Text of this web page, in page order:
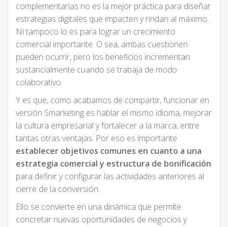
complementarias no es la mejor práctica para diseñar
estrategias digitales que impacten y rindan al máximo.
Ni tampoco lo es para lograr un crecimiento
comercial importante. O sea, ambas cuestionen
pueden ocurrir, pero los beneficios incrementan
sustancialmente cuando se trabaja de modo
colaborativo.
Y es que, como acabamos de compartir, funcionar en
versión Smarketing es hablar el mismo idioma, mejorar
la cultura empresarial y fortalecer a la marca, entre
tantas otras ventajas. Por eso es importante
establecer objetivos comunes en cuanto a una
estrategia comercial y estructura de bonificación
para definir y configurar las actividades anteriores al
cierre de la conversión.
Ello se convierte en una dinámica que permite
concretar nuevas oportunidades de negocios y